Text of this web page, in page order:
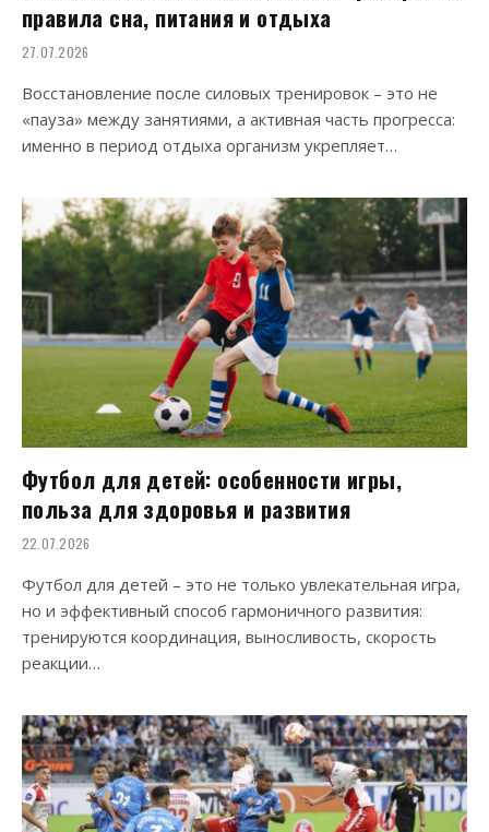
правила сна, питания и отдыха
27.07.2026
Восстановление после силовых тренировок – это не
«пауза» между занятиями, а активная часть прогресса:
именно в период отдыха организм укрепляет…
Футбол для детей: особенности игры,
польза для здоровья и развития
22.07.2026
Футбол для детей – это не только увлекательная игра,
но и эффективный способ гармоничного развития:
тренируются координация, выносливость, скорость
реакции…